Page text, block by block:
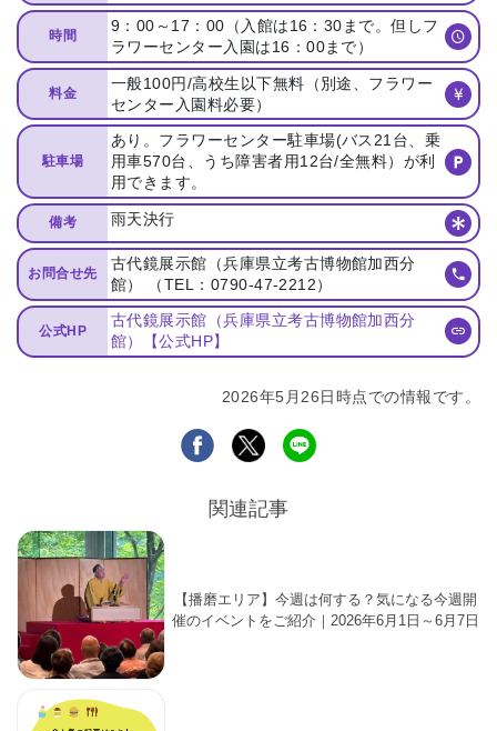
時間
9：00～17：00（入館は16：30まで。但しフ
ラワーセンター入園は16：00まで）
料金
一般100円/高校生以下無料（別途、フラワー
センター入園料必要）
駐車場
あり。フラワーセンター駐車場(バス21台、乗
用車570台、うち障害者用12台/全無料）が利
用できます。
備考 雨天決行
お問合せ先
古代鏡展示館（兵庫県立考古博物館加西分
館） （TEL：0790-47-2212）
公式HP
古代鏡展示館（兵庫県立考古博物館加西分
館）【公式HP】
2026年5月26日時点での情報です。
関連記事
【播磨エリア】今週は何する？気になる今週開
催のイベントをご紹介｜2026年6月1日～6月7日